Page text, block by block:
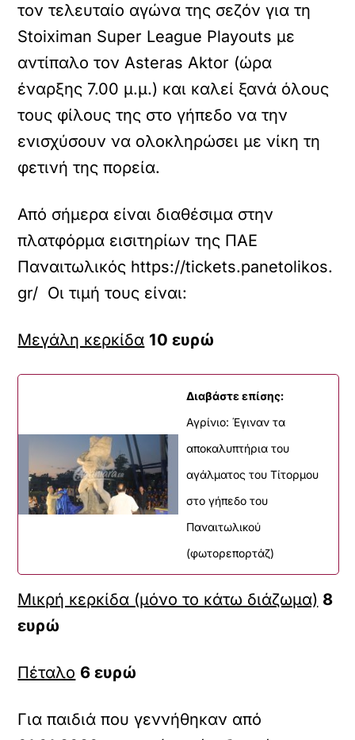
τον τελευταίο αγώνα της σεζόν για τη
Stoiximan Super League Playouts με
αντίπαλο τον Asteras Aktor (ώρα
έναρξης 7.00 μ.μ.) και καλεί ξανά όλους
τους φίλους της στο γήπεδο να την
ενισχύσουν να ολοκληρώσει με νίκη τη
φετινή της πορεία.
Από σήμερα είναι διαθέσιμα στην
πλατφόρμα εισιτηρίων της ΠΑΕ
Παναιτωλικός https://tickets.panetolikos.
gr/ Οι τιμή τους είναι:
Μεγάλη κερκίδα 10 ευρώ
Διαβάστε επίσης:
Αγρίνιο: Έγιναν τα
αποκαλυπτήρια του
αγάλματος του Τίτορμου
στο γήπεδο του
Παναιτωλικού
(φωτορεπορτάζ)
Μικρή κερκίδα (μόνο το κάτω διάζωμα) 8
ευρώ
Πέταλο 6 ευρώ
Για παιδιά που γεννήθηκαν από